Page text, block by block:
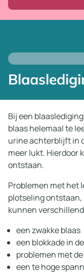
Bij een
blaas helemaal te
urine achterblijft in
meer lukt. Hierdoor
ontstaan.
Problemen met het
plotseling ontstaan,
kunnen
een zwakke blaas
een blokkade in
problemen met
een te hoge